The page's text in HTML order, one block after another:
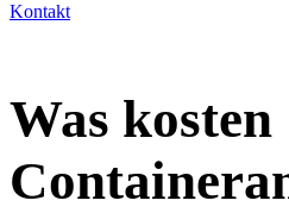
Kontakt
Was kosten